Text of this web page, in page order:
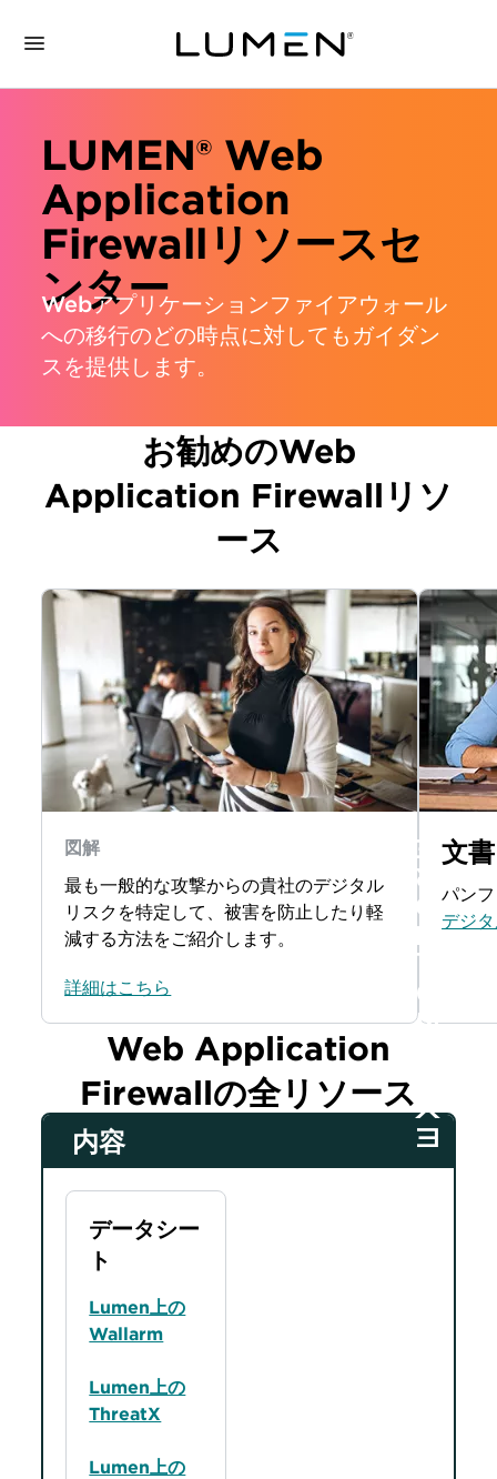
LUMEN® Web
Application
Firewallリソースセ
ンター
Webアプリケーションファイアウォール
への移行のどの時点に対してもガイダン
スを提供します。
お勧めのWeb
Application Firewallリソ
ース
図解
最も一般的な攻撃からの貴社のデジタル
リスクを特定して、被害を防止したり軽
減する方法をご紹介します。
詳細はこちら
文書
パン
デジ
Web Application
Firewallの全リソース
内容
データシー
ト
Lumen上の
Wallarm
Lumen上の
ThreatX
Lumen上の